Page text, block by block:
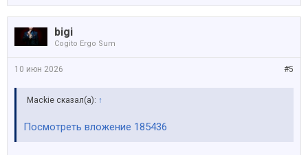
bigi
Cogito Ergo Sum
#5
10 июн 2026
Mackie сказал(а): ↑
Посмотреть вложение 185436